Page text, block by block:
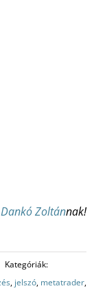
Dankó Zoltánnak!
Kategóriák:
, jelszó, metatrader,